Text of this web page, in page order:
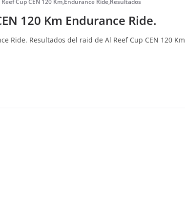
Cup CEN 120 Km,Endurance Ride,Resultados
120 Km Endurance Ride.
Ride. Resultados del raid de Al Reef Cup CEN 120 Km